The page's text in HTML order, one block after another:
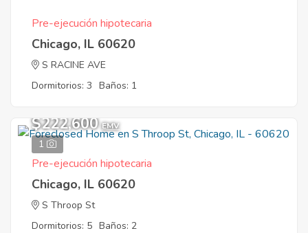
Pre-ejecución hipotecaria
Chicago, IL 60620
S RACINE AVE
Dormitorios: 3 Baños: 1
1
$222,600 EMV
Pre-ejecución hipotecaria
Chicago, IL 60620
S Throop St
Dormitorios: 5 Baños: 2